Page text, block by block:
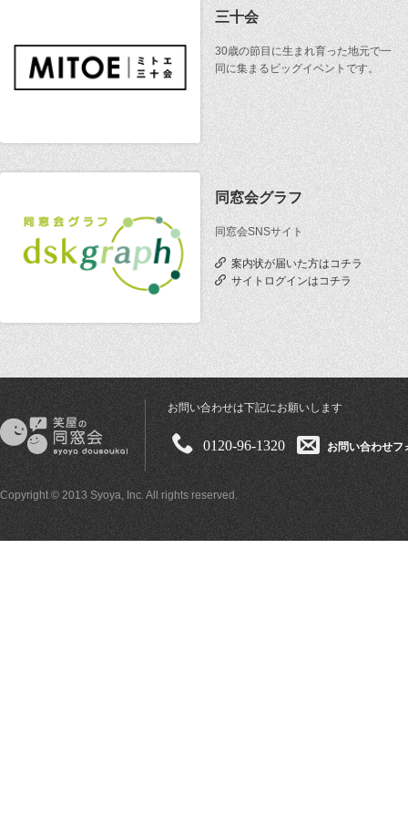
三十会
30歳の節目に生まれ育った地元で一
同に集まるビッグイベントです。
同窓会グラフ
同窓会SNSサイト
案内状が届いた方はコチラ
サイトログインはコチラ
お問い合わせは下記にお願いします
0120-96-1320 お問い合わせフ
Copyright © 2013 Syoya, Inc. All rights reserved.